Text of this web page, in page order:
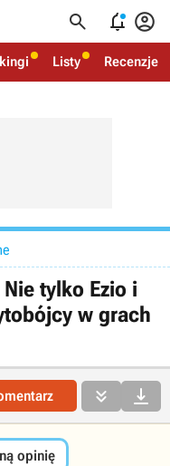
  
Listy Recenzje
tylko Ezio i
w grach
 
opinię